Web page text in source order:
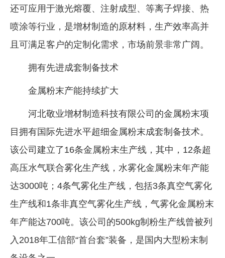
还可应用于激光熔覆、注射成型、等离子焊接、热
喷涂等行业，是增材制造的原材料，生产效率高并
且可满足客户的定制化需求，市场前景非常广阔。
拥有先进成套制备技术
金属粉末产能持续扩大
河北敬业增材制造科技有限公司的金属粉末项
目拥有国际先进水平超细金属粉末成套制备技术。
该公司建立了16条金属粉末生产线，其中，12条超
高压水气联合雾化生产线，水雾化金属粉末年产能
达3000吨；4条气雾化生产线，包括3条真空气雾化
生产线和1条非真空气雾化生产线，气雾化金属粉末
年产能达700吨。该公司的500kg制粉生产线曾被列
入2018年工信部“首台套”装备，是国内大型粉末制